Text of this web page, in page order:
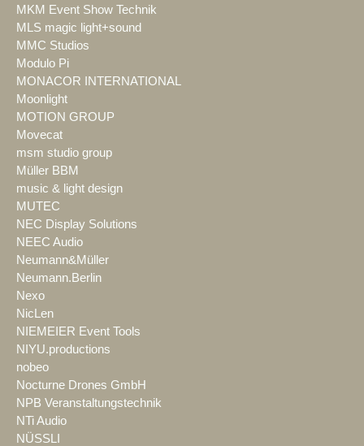
MKM Event Show Technik
MLS magic light+sound
MMC Studios
Modulo Pi
MONACOR INTERNATIONAL
Moonlight
MOTION GROUP
Movecat
msm studio group
Müller BBM
music & light design
MUTEC
NEC Display Solutions
NEEC Audio
Neumann&Müller
Neumann.Berlin
Nexo
NicLen
NIEMEIER Event Tools
NIYU.productions
nobeo
Nocturne Drones GmbH
NPB Veranstaltungstechnik
NTi Audio
NÜSSLI